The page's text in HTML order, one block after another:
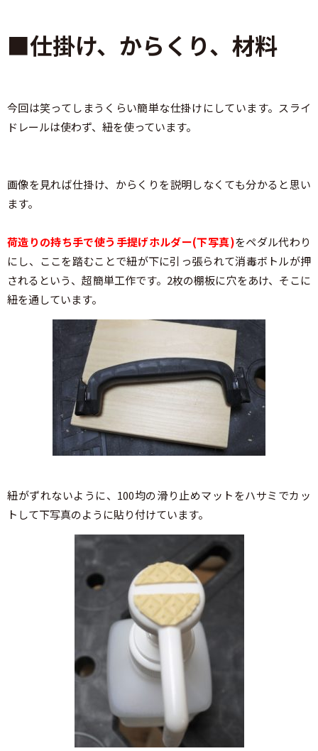
■仕掛け、からくり、材料
今回は笑ってしまうくらい簡単な仕掛けにしています。スライ
ドレールは使わず、紐を使っています。
画像を見れば仕掛け、からくりを説明しなくても分かると思い
ます。
荷造りの持ち手で使う手提げホルダー(下写真)をペダル代わり
にし、ここを踏むことで紐が下に引っ張られて消毒ボトルが押
されるという、超簡単工作です。2枚の棚板に穴をあけ、そこに
紐を通しています。
紐がずれないように、100均の滑り止めマットをハサミでカッ
トして下写真のように貼り付けています。